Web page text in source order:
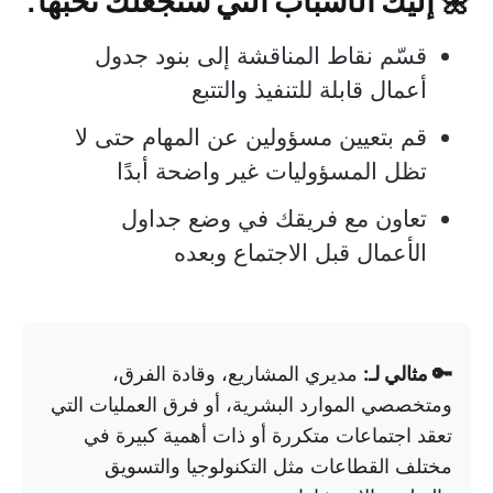
قسّم نقاط المناقشة إلى بنود جدول
أعمال قابلة للتنفيذ والتتبع
قم بتعيين مسؤولين عن المهام حتى لا
تظل المسؤوليات غير واضحة أبدًا
تعاون مع فريقك في وضع جداول
الأعمال قبل الاجتماع وبعده
🔑 مثالي لـ: مديري المشاريع، وقادة الفرق،
ومتخصصي الموارد البشرية، أو فرق العمليات التي
تعقد اجتماعات متكررة أو ذات أهمية كبيرة في
مختلف القطاعات مثل التكنولوجيا والتسويق